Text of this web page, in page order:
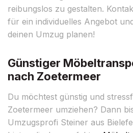
reibungslos zu gestalten.
für ein individuelles Angebot
deinen Umzug planen!
Günstiger
nach Zoetermeer
Du möchtest günstig und
Zoetermeer umziehen? Dann
Umzugsprofi Steiner aus